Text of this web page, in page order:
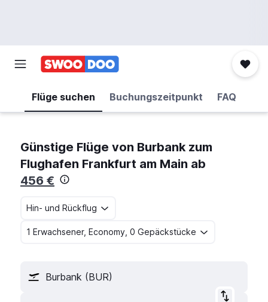
Flüge suchen Buchungszeitpunkt FAQ
Günstige Flüge von Burbank zum
Flughafen Frankfurt am Main ab
456 €
Hin- und Rückflug
1 Erwachsener, Economy, 0 Gepäckstücke
Burbank (BUR)